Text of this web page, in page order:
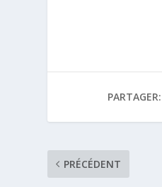
PARTAGER:
PRÉCÉDENT